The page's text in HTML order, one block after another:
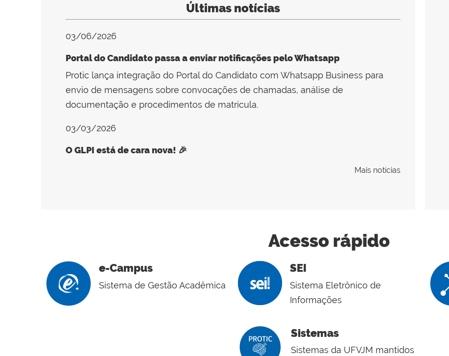
Últimas notícias
03/06/2026
Portal do Candidato passa a enviar notificações pelo Whatsapp
Protic lança integração do Portal do Candidato com Whatsapp Business para
envio de mensagens sobre convocações de chamadas, análise de
documentação e procedimentos de matrícula.
03/03/2026
O GLPI está de cara nova! 🎉
Mais notícias
Acesso rápido
e-Campus
Sistema de Gestão Acadêmica
SEI
Sistema Eletrônico de
Informações
Sistemas
Sistemas da UFVJM mantidos